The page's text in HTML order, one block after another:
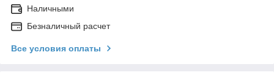
Наличными
Безналичный расчет
Все условия оплаты